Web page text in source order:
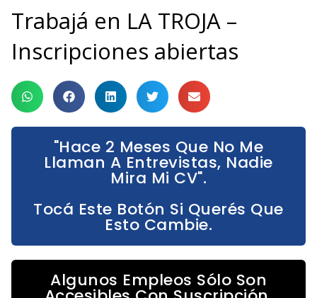
Trabajá en LA TROJA –
Inscripciones abiertas
"Hace 2 Meses Que No Me
Llaman A Entrevistas, Nadie
Mira Mi CV".
Tocá Este Botón Si Querés Que
Esto Cambie.
Algunos Empleos Sólo Son